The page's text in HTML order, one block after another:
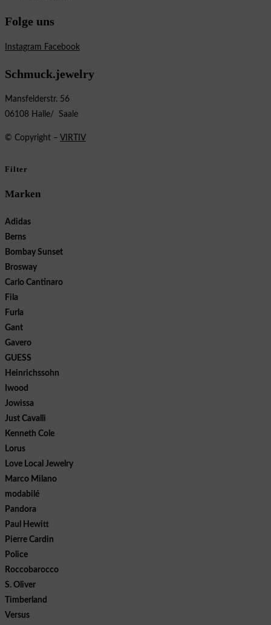
Folge uns
Instagram Facebook
Schmuck.jewelry
Mansfelderstr. 56
06108 Halle/ Saale
© Copyright – VIRTIV
Filter
Marken
Adidas
Berns
Bombay Sunset
Brosway
Carlo Cantinaro
Fila
Furla
Gant
Gavero
GUESS
Heinrichssohn
Iwood
Jowissa
Just Cavalli
Kenneth Cole
Lorus
Love Local Jewelry
Marco Milano
modabilé
Pandora
Paul Hewitt
Pierre Cardin
Police
Roccobarocco
S. Oliver
Timberland
Versus